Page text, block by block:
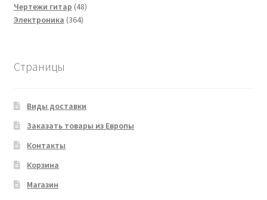
товаров
Чертежи гитар 4848
Электроника 364364
Страницы
Виды доставки
Заказать товары из Европы
Контакты
Корзина
Магазин